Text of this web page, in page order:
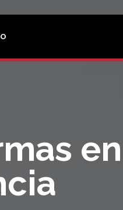
en